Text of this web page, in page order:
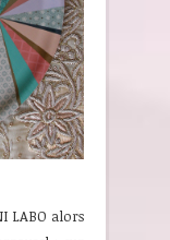
LABO alors